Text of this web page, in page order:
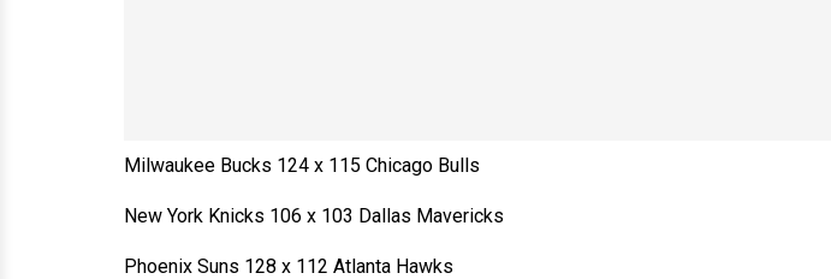
Milwaukee Bucks 124 x 115 Chicago Bulls
New York Knicks 106 x 103 Dallas Mavericks
Phoenix Suns 128 x 112 Atlanta Hawks